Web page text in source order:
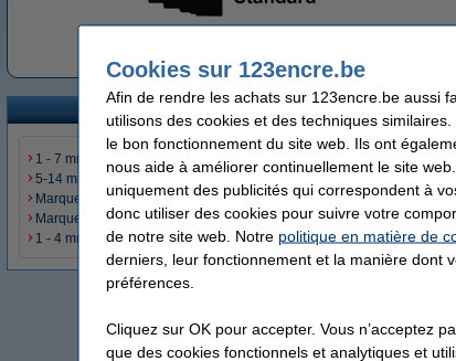
1 - 7 mm (marque 123encre)
5-14 mm (marque 123encre)
Marqueurs permanents standard
Marqueurs permanents étroits
1 - 4 mm (Schneider Maxx 133)
1 - 5 mm (Edding 22)
1 - 5 mm (Schneider Maxx
1,5 - 5,5 mm (Pentel N60)
2 - 5 mm (Artline 30)
Cookies sur 123encre.be
Afin de rendre les achats sur 123encre.be aussi
utilisons des cookies et des techniques
le bon fonctionnement du site web. Ils ont
nous aide à améliorer continuellement le site
uniquement des publicités qui correspondent à
donc utiliser des cookies pour suivre votre
de notre site web. Notre politique en matière de
derniers, leur fonctionnement et la manière dont
préférences.
Cliquez sur OK pour accepter. Vous n’acceptez
que des cookies fonctionnels et analytiques et